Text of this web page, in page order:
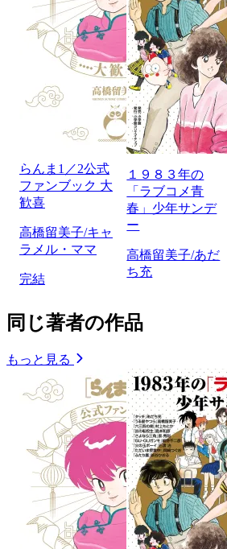
らんま1／2公式
ファンブック 大
歓喜
高橋留美子/キャ
ラメル・ママ
完結
１９８３年の
「ラブコメ青
春」少年サンデ
ー
高橋留美子/あだ
ち充
同じ著者の作品
もっと見る